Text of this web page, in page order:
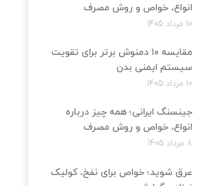
انواع، خواص و روش مصرف
10 مرداد 1405
مقایسه ۱۰ دمنوش برتر برای تقویت
سیستم ایمنی بدن
10 مرداد 1405
جینسنگ ایرانی؛ همه چیز درباره
انواع، خواص و روش مصرف
8 مرداد 1405
عرق شوید؛ خواص برای نفخ، کولیک